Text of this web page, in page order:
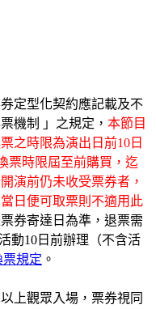
定型化契約應記載及不
機制 」之規定， 本節目
之時限為演出日前10日
票時限屆至前購買，迄
演前仍未收受票券者，
日便可取票則不適用此
券寄達日為準，退票需
動10日前辦理（不含活
規定 。
上觀眾入場，票券視同